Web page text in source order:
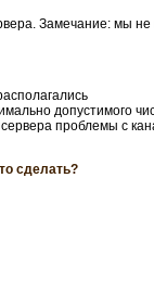
Замечание: мы
допустимого
проблемы с
сделать?